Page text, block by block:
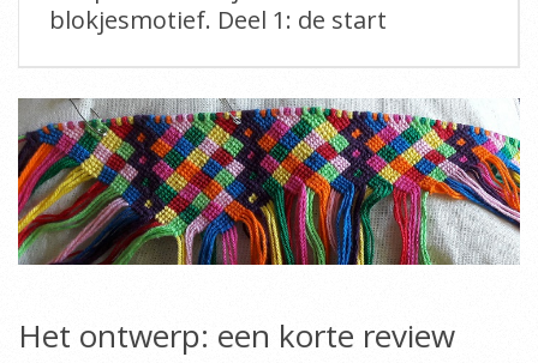
blokjesmotief. Deel 1: de start
Het ontwerp: een korte review